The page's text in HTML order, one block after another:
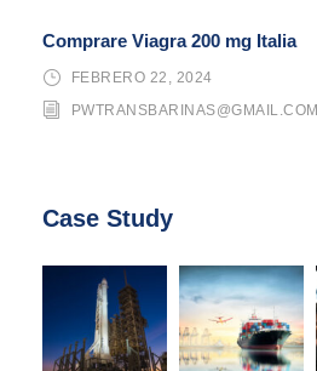
Comprare Viagra 200 mg Italia
FEBRERO 22, 2024
PWTRANSBARINAS@GMAIL.COM
Case Study